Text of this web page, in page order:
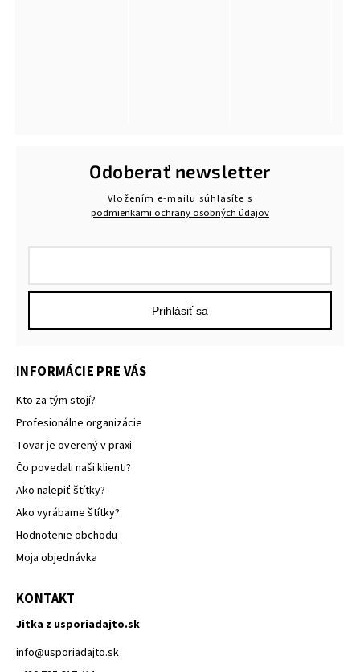
INFORMÁCIE PRE VÁS
Kto za tým stojí?
Profesionálne organizácie
Tovar je overený v praxi
Čo povedali naši klienti?
Ako nalepiť štítky?
Ako vyrábame štítky?
Hodnotenie obchodu
Moja objednávka
KONTAKT
Jitka z usporiadajto.sk
info@usporiadajto.sk
Odoberať newsletter
Vložením e-mailu súhlasíte s
podmienkami ochrany osobných údajov
Prihlásiť sa